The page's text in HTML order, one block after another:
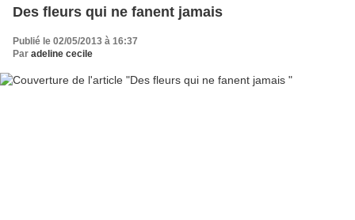
Des fleurs qui ne fanent jamais
Publié le 02/05/2013 à 16:37
Par adeline cecile